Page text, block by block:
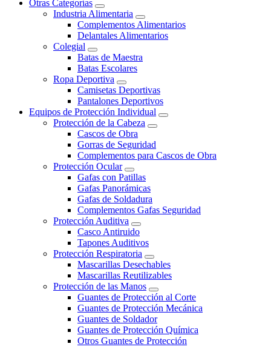
Otras Categorías
Industria Alimentaria
Complementos Alimentarios
Delantales Alimentarios
Colegial
Batas de Maestra
Batas Escolares
Ropa Deportiva
Camisetas Deportivas
Pantalones Deportivos
Equipos de Protección Individual
Protección de la Cabeza
Cascos de Obra
Gorras de Seguridad
Complementos para Cascos de Obra
Protección Ocular
Gafas con Patillas
Gafas Panorámicas
Gafas de Soldadura
Complementos Gafas Seguridad
Protección Auditiva
Casco Antiruido
Tapones Auditivos
Protección Respiratoria
Mascarillas Desechables
Mascarillas Reutilizables
Protección de las Manos
Guantes de Protección al Corte
Guantes de Protección Mecánica
Guantes de Soldador
Guantes de Protección Química
Otros Guantes de Protección